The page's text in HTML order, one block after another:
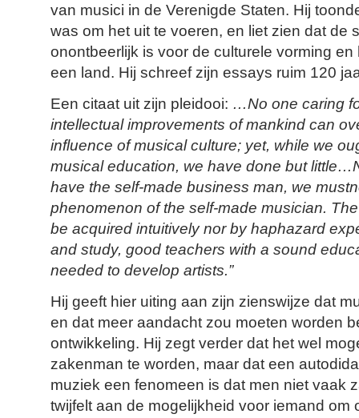
van musici in de Verenigde Staten. Hij
was om het uit te voeren, en liet zien dat de
onontbeerlijk is voor de culturele vorming
een land. Hij schreef zijn essays ruim 120
Een citaat uit zijn pleidooi: …No one caring
intellectual improvements of mankind can
influence of musical culture; yet, while we
musical education, we have done but
have the self-made business man, we
phenomenon of the self-made musician.
be acquired intuitively nor by haphazard
and study, good teachers with a sound
needed to develop artists.”
Hij geeft hier uiting aan zijn zienswijze dat
en dat meer aandacht zou moeten worden
ontwikkeling. Hij zegt verder dat het wel
zakenman te worden, maar dat een
muziek een fenomeen is dat men niet vaak
twijfelt aan de mogelijkheid voor iemand om